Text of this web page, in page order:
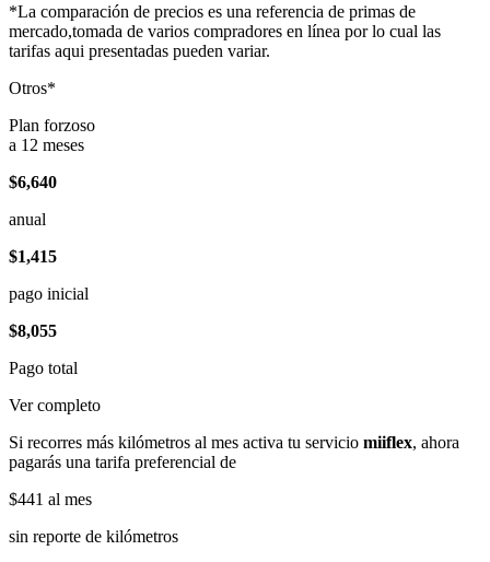
*La comparación de precios es una referencia de primas de
mercado,tomada de varios compradores en línea por lo cual las
tarifas aqui presentadas pueden variar.
Otros*
Plan forzoso
a 12 meses
$6,640
anual
$1,415
pago inicial
$8,055
Pago total
Ver completo
Si recorres más kilómetros al mes activa tu servicio miiflex, ahora
pagarás una tarifa preferencial de
$441 al mes
sin reporte de kilómetros